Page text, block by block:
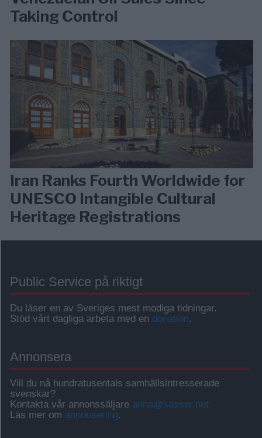
Taking Control
Iran Ranks Fourth Worldwide for
UNESCO Intangible Cultural
Heritage Registrations
Public Service på riktigt
Du läser en av Sveriges mest modiga tidningar.
Stöd vårt dagliga arbeta med en donation.
Annonsera
Vill du nå hundratusentals samhällsintresserade
svenskar?
Kontakta vår annonssäljare anna@sasser.net
Läs mer om annonsering.